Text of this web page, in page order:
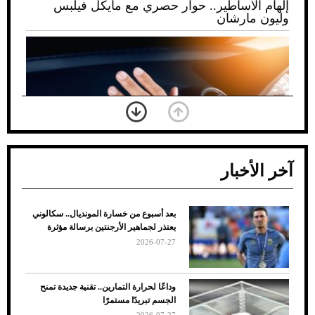
إلهام الأساطير.. حوار حصري مع مايكل فيلبس
وليون مارشان
ضعف تبريد مكيف السيارة عند الوقوف.. أشهر
الأسباب والحلول
آخر الأخبار
بعد أسبوع من خسارة المونديال.. سكالوني
يعتذر لجماهير الأرجنتين برسالة مؤثرة
2026-07-27
وداعًا لحرارة التمارين.. تقنية جديدة تمنح
الجسم تبريدًا مستمرًا